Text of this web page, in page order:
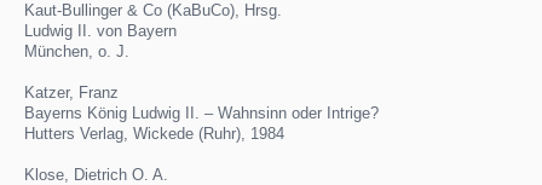
Kaut-Bullinger & Co (KaBuCo), Hrsg.
Ludwig II. von Bayern
München, o. J.
Katzer, Franz
Bayerns König Ludwig II. – Wahnsinn oder Intrige?
Hutters Verlag, Wickede (Ruhr), 1984
Klose, Dietrich O. A.